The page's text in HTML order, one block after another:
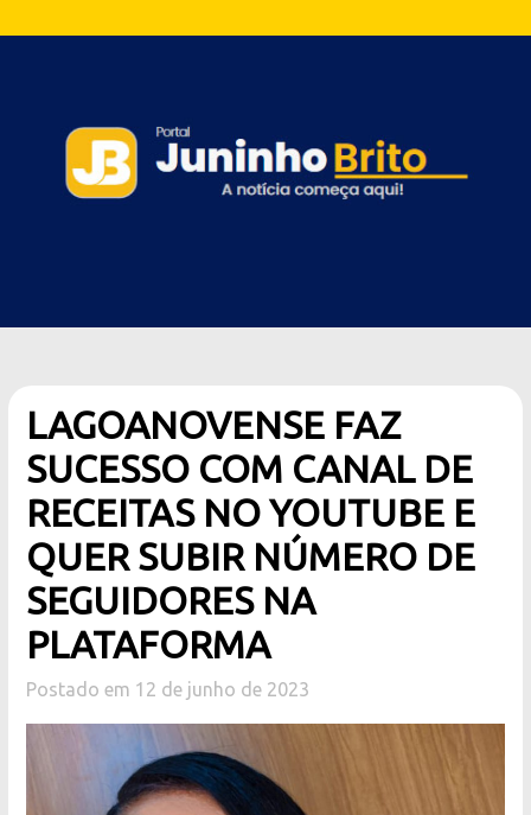
LAGOANOVENSE FAZ
SUCESSO COM CANAL DE
RECEITAS NO YOUTUBE E
QUER SUBIR NÚMERO DE
SEGUIDORES NA
PLATAFORMA
Postado em 12 de junho de 2023